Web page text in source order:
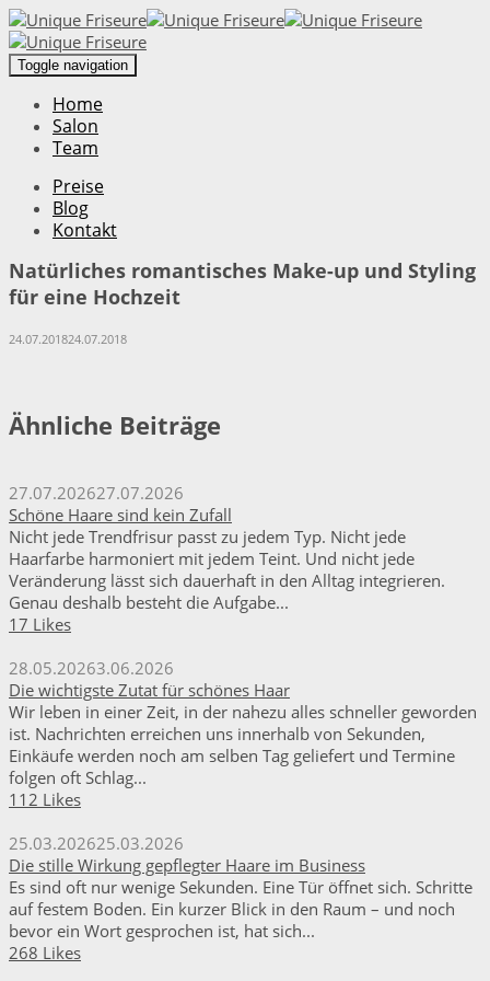
Toggle navigation
Home
Salon
Team
Preise
Blog
Kontakt
Natürliches romantisches Make-up und Styling
für eine Hochzeit
24.07.201824.07.2018
Ähnliche Beiträge
27.07.202627.07.2026
Schöne Haare sind kein Zufall
Nicht jede Trendfrisur passt zu jedem Typ. Nicht jede
Haarfarbe harmoniert mit jedem Teint. Und nicht jede
Veränderung lässt sich dauerhaft in den Alltag integrieren.
Genau deshalb besteht die Aufgabe...
17 Likes
28.05.20263.06.2026
Die wichtigste Zutat für schönes Haar
Wir leben in einer Zeit, in der nahezu alles schneller geworden
ist. Nachrichten erreichen uns innerhalb von Sekunden,
Einkäufe werden noch am selben Tag geliefert und Termine
folgen oft Schlag...
112 Likes
25.03.202625.03.2026
Die stille Wirkung gepflegter Haare im Business
Es sind oft nur wenige Sekunden. Eine Tür öffnet sich. Schritte
auf festem Boden. Ein kurzer Blick in den Raum – und noch
bevor ein Wort gesprochen ist, hat sich...
268 Likes